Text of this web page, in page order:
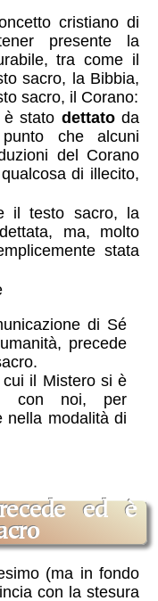
cristiano di
presente la
tra come il
sacro, la Bibbia,
sacro, il Corano:
è stato dettatoda
che alcuni
del Corano
di illecito,
il testo sacro, la
ma, molto
stata
di Sé
precede
il Mistero si è
con noi, per
nella modalità di
(ma in fondo
con la stesura